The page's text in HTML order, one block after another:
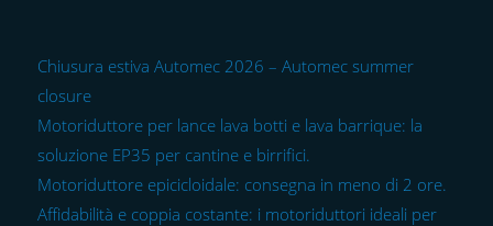
Chiusura estiva Automec 2026 – Automec summer
closure
Motoriduttore per lance lava botti e lava barrique: la
soluzione EP35 per cantine e birrifici.
Motoriduttore epicicloidale: consegna in meno di 2 ore.
Affidabilità e coppia costante: i motoriduttori ideali per